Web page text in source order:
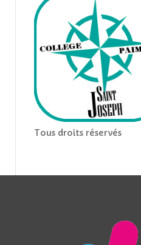
Tous droits réservés